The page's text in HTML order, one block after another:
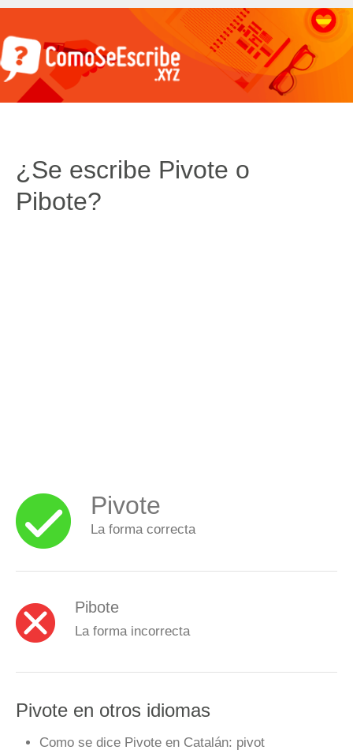
¿Se escribe Pivote o
Pibote?
Pivote
La forma correcta
Pibote
La forma incorrecta
Pivote en otros idiomas
Como se dice Pivote en Catalán: pivot